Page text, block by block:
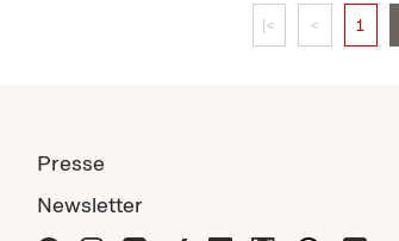
|< < 1
Presse
Newsletter